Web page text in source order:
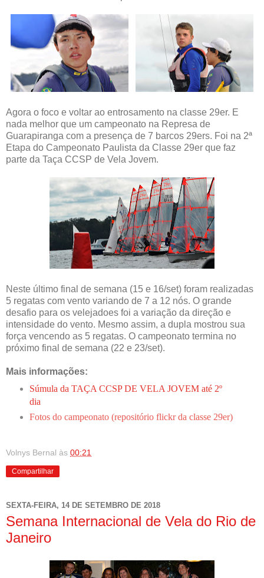
Agora o foco e voltar ao entrosamento na classe 29er. E
nada melhor que um campeonato na Represa de
Guarapiranga com a presença de 7 barcos 29ers. Foi na 2ª
Etapa do Campeonato Paulista da Classe 29er que faz
parte da Taça CCSP de Vela Jovem.
Neste último final de semana (15 e 16/set) foram realizadas
5 regatas com vento variando de 7 a 12 nós. O grande
desafio para os velejadoes foi a variação da direção e
intensidade do vento. Mesmo assim, a dupla mostrou sua
força vencendo as 5 regatas. O campeonato termina no
próximo final de semana (22 e 23/set).
Mais informações:
Súmula da TAÇA CCSP DE VELA JOVEM até 2º
dia
Fotos do campeonato (repositório flickr da classe 29er)
Volnys Bernal às 00:21
Compartilhar
SEXTA-FEIRA, 14 DE SETEMBRO DE 2018
Semana Internacional de Vela do Rio de
Janeiro